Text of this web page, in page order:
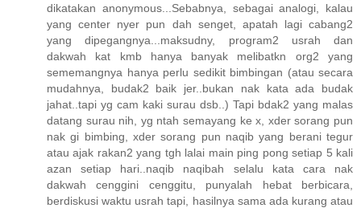
dikatakan anonymous...Sebabnya, sebagai analogi, kalau
yang center nyer pun dah senget, apatah lagi cabang2
yang dipegangnya...maksudny, program2 usrah dan
dakwah kat kmb hanya banyak melibatkn org2 yang
sememangnya hanya perlu sedikit bimbingan (atau secara
mudahnya, budak2 baik jer..bukan nak kata ada budak
jahat..tapi yg cam kaki surau dsb..) Tapi bdak2 yang malas
datang surau nih, yg ntah semayang ke x, xder sorang pun
nak gi bimbing, xder sorang pun naqib yang berani tegur
atau ajak rakan2 yang tgh lalai main ping pong setiap 5 kali
azan setiap hari..naqib naqibah selalu kata cara nak
dakwah cenggini cenggitu, punyalah hebat berbicara,
berdiskusi waktu usrah tapi, hasilnya sama ada kurang atau